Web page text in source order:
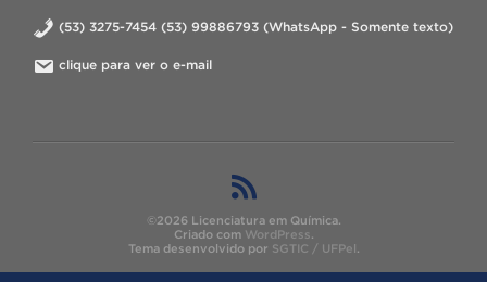
(53) 3275-7454 (53) 99886793 (WhatsApp - Somente texto)
clique para ver o e-mail
©2026 Licenciatura em Química.
Criado com WordPress.
Tema desenvolvido por SGTIC / UFPel.